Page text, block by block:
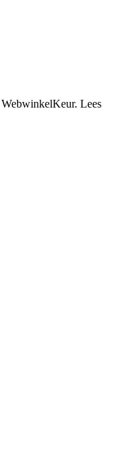
WebwinkelKeur. Lees